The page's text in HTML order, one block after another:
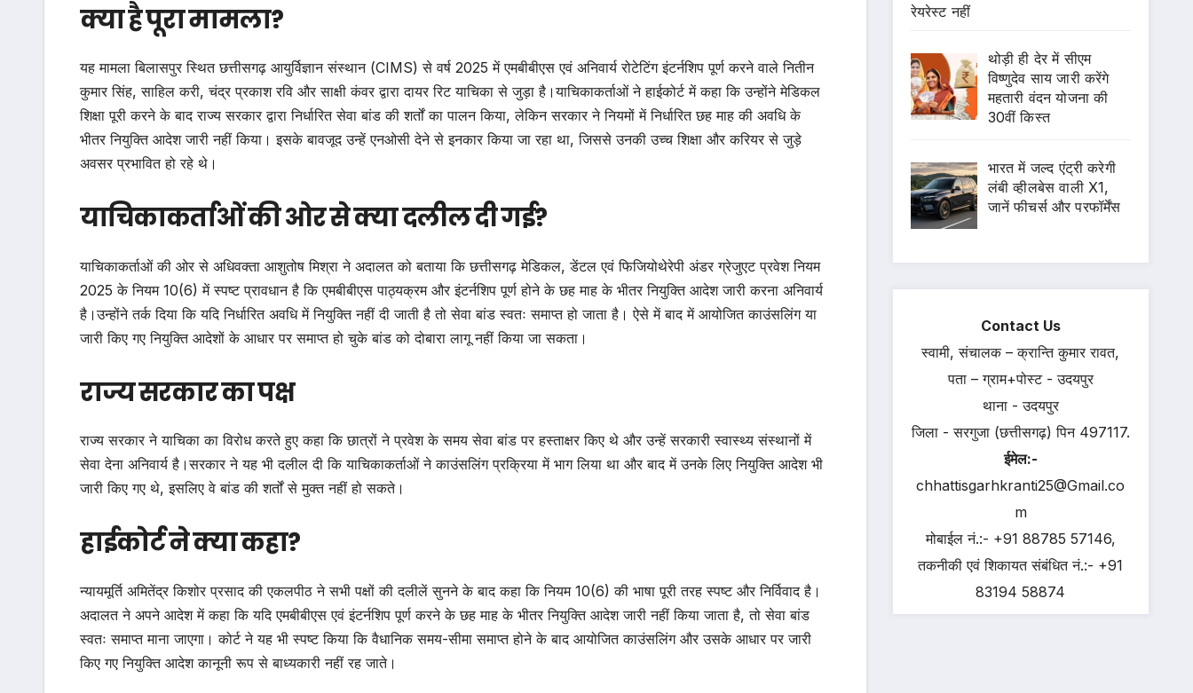
क्या है पूरा मामला?
यह मामला बिलासपुर स्थित छत्तीसगढ़ आयुर्विज्ञान संस्थान (CIMS) से वर्ष 2025 में एमबीबीएस एवं अनिवार्य रोटेटिंग इंटर्नशिप पूर्ण करने वाले नितीन
कुमार सिंह, साहिल करी, चंद्र प्रकाश रवि और साक्षी कंवर द्वारा दायर रिट याचिका से जुड़ा है।याचिकाकर्ताओं ने हाईकोर्ट में कहा कि उन्होंने मेडिकल
शिक्षा पूरी करने के बाद राज्य सरकार द्वारा निर्धारित सेवा बांड की शर्तों का पालन किया, लेकिन सरकार ने नियमों में निर्धारित छह माह की अवधि के
भीतर नियुक्ति आदेश जारी नहीं किया। इसके बावजूद उन्हें एनओसी देने से इनकार किया जा रहा था, जिससे उनकी उच्च शिक्षा और करियर से जुड़े
अवसर प्रभावित हो रहे थे।
याचिकाकर्ताओं की ओर से क्या दलील दी गई?
याचिकाकर्ताओं की ओर से अधिवक्ता आशुतोष मिश्रा ने अदालत को बताया कि छत्तीसगढ़ मेडिकल, डेंटल एवं फिजियोथेरेपी अंडर ग्रेजुएट प्रवेश नियम
2025 के नियम 10(6) में स्पष्ट प्रावधान है कि एमबीबीएस पाठ्यक्रम और इंटर्नशिप पूर्ण होने के छह माह के भीतर नियुक्ति आदेश जारी करना अनिवार्य
है।उन्होंने तर्क दिया कि यदि निर्धारित अवधि में नियुक्ति नहीं दी जाती है तो सेवा बांड स्वतः समाप्त हो जाता है। ऐसे में बाद में आयोजित काउंसलिंग या
जारी किए गए नियुक्ति आदेशों के आधार पर समाप्त हो चुके बांड को दोबारा लागू नहीं किया जा सकता।
राज्य सरकार का पक्ष
राज्य सरकार ने याचिका का विरोध करते हुए कहा कि छात्रों ने प्रवेश के समय सेवा बांड पर हस्ताक्षर किए थे और उन्हें सरकारी स्वास्थ्य संस्थानों में
सेवा देना अनिवार्य है।सरकार ने यह भी दलील दी कि याचिकाकर्ताओं ने काउंसलिंग प्रक्रिया में भाग लिया था और बाद में उनके लिए नियुक्ति आदेश भी
जारी किए गए थे, इसलिए वे बांड की शर्तों से मुक्त नहीं हो सकते।
हाईकोर्ट ने क्या कहा?
न्यायमूर्ति अमितेंद्र किशोर प्रसाद की एकलपीठ ने सभी पक्षों की दलीलें सुनने के बाद कहा कि नियम 10(6) की भाषा पूरी तरह स्पष्ट और निर्विवाद है।
अदालत ने अपने आदेश में कहा कि यदि एमबीबीएस एवं इंटर्नशिप पूर्ण करने के छह माह के भीतर नियुक्ति आदेश जारी नहीं किया जाता है, तो सेवा बांड
स्वतः समाप्त माना जाएगा। कोर्ट ने यह भी स्पष्ट किया कि वैधानिक समय-सीमा समाप्त होने के बाद आयोजित काउंसलिंग और उसके आधार पर जारी
किए गए नियुक्ति आदेश कानूनी रूप से बाध्यकारी नहीं रह जाते।
रेयरेस्ट नहीं
थोड़ी ही देर में सीएम
विष्णुदेव साय जारी करेंगे
महतारी वंदन योजना की
30वीं किस्त
भारत में जल्द एंट्री करेगी
लंबी व्हीलबेस वाली X1,
जानें फीचर्स और परफॉर्मेंस
Contact Us
स्वामी, संचालक – क्रान्ति कुमार रावत,
पता – ग्राम+पोस्ट - उदयपुर
थाना - उदयपुर
जिला - सरगुजा (छत्तीसगढ़) पिन 497117.
ईमेल:-
chhattisgarhkranti25@Gmail.co
m
मोबाईल नं.:- +91 88785 57146,
तकनीकी एवं शिकायत संबंधित नं.:- +91
83194 58874